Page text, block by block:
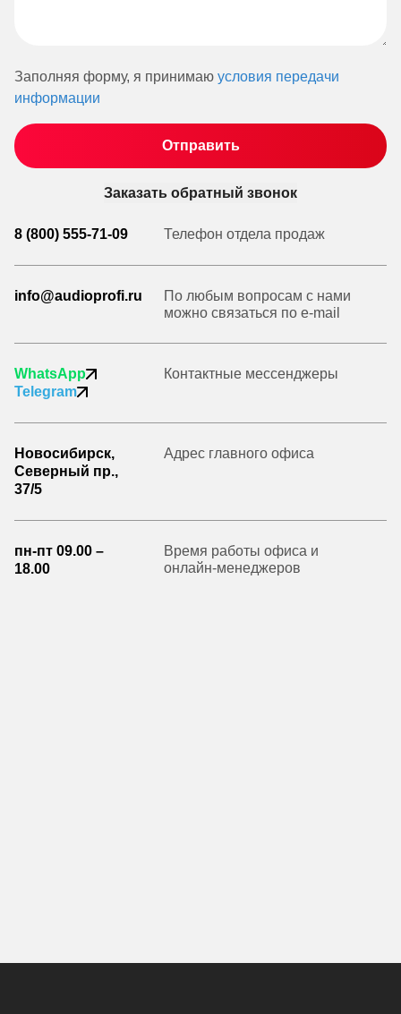
Заполняя форму, я принимаю условия передачи
информации
Заказать обратный звонок
8 (800) 555-71-09 Телефон отдела продаж
info@audioprofi.ru
По любым вопросам с нами
можно связаться по e-mail
WhatsApp
Telegram
Контактные мессенджеры
Новосибирск,
Северный пр.,
37/5
Адрес главного офиса
пн-пт 09.00 –
18.00
Время работы офиса и
онлайн-менеджеров